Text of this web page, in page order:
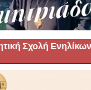
Σχολή Γονέων Βόλου